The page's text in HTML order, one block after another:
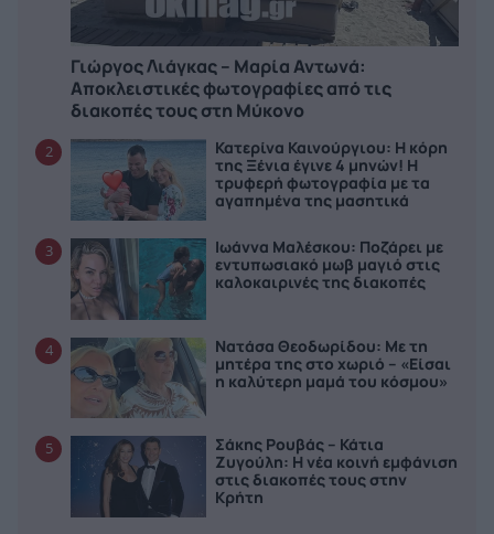
Γιώργος Λιάγκας – Μαρία Αντωνά:
Αποκλειστικές φωτογραφίες από τις
διακοπές τους στη Μύκονο
2
Κατερίνα Καινούργιου: H κόρη
της Ξένια έγινε 4 μηνών! Η
τρυφερή φωτογραφία με τα
αγαπημένα της μασητικά
3
Ιωάννα Μαλέσκου: Ποζάρει με
εντυπωσιακό μωβ μαγιό στις
καλοκαιρινές της διακοπές
4
Νατάσα Θεοδωρίδου: Με τη
μητέρα της στο χωριό – «Είσαι
η καλύτερη μαμά του κόσμου»
5
Σάκης Ρουβάς – Κάτια
Ζυγούλη: Η νέα κοινή εμφάνιση
στις διακοπές τους στην
Κρήτη